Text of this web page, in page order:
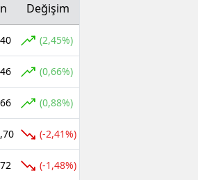
Değişim
(2,45%)
(0,66%)
(0,88%)
(-2,41%)
(-1,48%)